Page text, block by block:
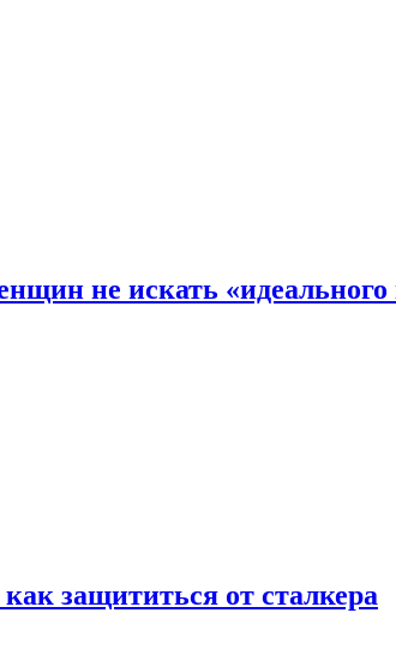
не искать
защититься от сталкера